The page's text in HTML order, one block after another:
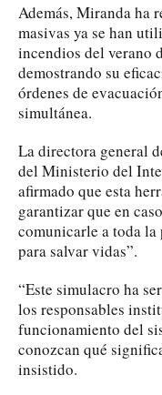
Además, Miranda ha
masivas ya se han
incendios del verano
demostrando su
órdenes de
simultánea.
La directora general
del Ministerio del
afirmado que esta
garantizar que en
comunicarle a toda
para salvar vidas”.
“Este simulacro ha
los responsables
funcionamiento del
conozcan qué
insistido.